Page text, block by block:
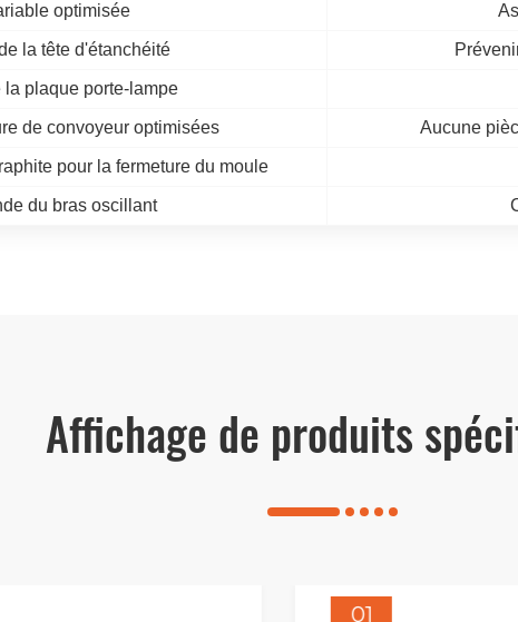
optimisée
la tête d'étanchéité
plaque porte-lampe
de convoyeur optimisées Aucune
pour la fermeture du moule
du bras oscillant
Affichage de produits